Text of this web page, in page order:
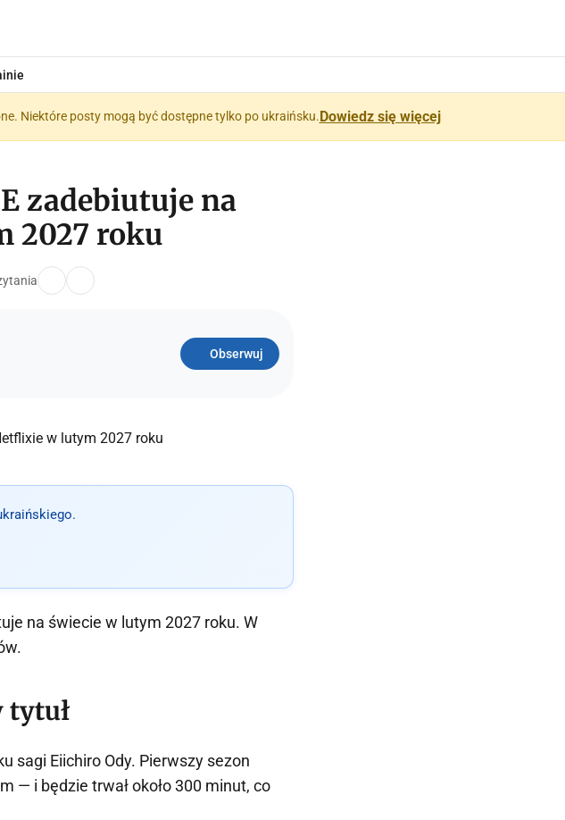
Niektóre posty mogą być dostępne tylko po ukraińsku.Dowiedz się więcej
zadebiutuje na
2027 roku
Obserwuj
na świecie w lutym 2027 roku. W
tytuł
sagi Eiichiro Ody. Pierwszy sezon
— i będzie trwał około 300 minut, co